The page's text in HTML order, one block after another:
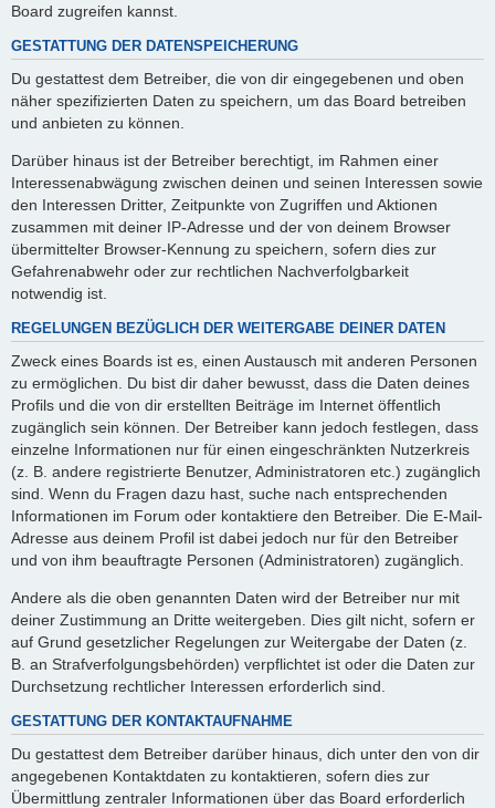
Board zugreifen kannst.
GESTATTUNG DER DATENSPEICHERUNG
Du gestattest dem Betreiber, die von dir eingegebenen und oben
näher spezifizierten Daten zu speichern, um das Board betreiben
und anbieten zu können.
Darüber hinaus ist der Betreiber berechtigt, im Rahmen einer
Interessenabwägung zwischen deinen und seinen Interessen sowie
den Interessen Dritter, Zeitpunkte von Zugriffen und Aktionen
zusammen mit deiner IP-Adresse und der von deinem Browser
übermittelter Browser-Kennung zu speichern, sofern dies zur
Gefahrenabwehr oder zur rechtlichen Nachverfolgbarkeit
notwendig ist.
REGELUNGEN BEZÜGLICH DER WEITERGABE DEINER DATEN
Zweck eines Boards ist es, einen Austausch mit anderen Personen
zu ermöglichen. Du bist dir daher bewusst, dass die Daten deines
Profils und die von dir erstellten Beiträge im Internet öffentlich
zugänglich sein können. Der Betreiber kann jedoch festlegen, dass
einzelne Informationen nur für einen eingeschränkten Nutzerkreis
(z. B. andere registrierte Benutzer, Administratoren etc.) zugänglich
sind. Wenn du Fragen dazu hast, suche nach entsprechenden
Informationen im Forum oder kontaktiere den Betreiber. Die E-Mail-
Adresse aus deinem Profil ist dabei jedoch nur für den Betreiber
und von ihm beauftragte Personen (Administratoren) zugänglich.
Andere als die oben genannten Daten wird der Betreiber nur mit
deiner Zustimmung an Dritte weitergeben. Dies gilt nicht, sofern er
auf Grund gesetzlicher Regelungen zur Weitergabe der Daten (z.
B. an Strafverfolgungsbehörden) verpflichtet ist oder die Daten zur
Durchsetzung rechtlicher Interessen erforderlich sind.
GESTATTUNG DER KONTAKTAUFNAHME
Du gestattest dem Betreiber darüber hinaus, dich unter den von dir
angegebenen Kontaktdaten zu kontaktieren, sofern dies zur
Übermittlung zentraler Informationen über das Board erforderlich